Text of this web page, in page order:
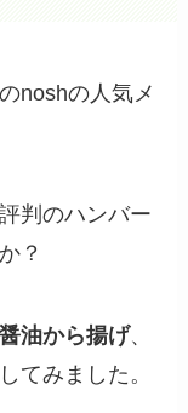
noshの人気メ
判のハンバー
？
油から揚げ、
てみました。